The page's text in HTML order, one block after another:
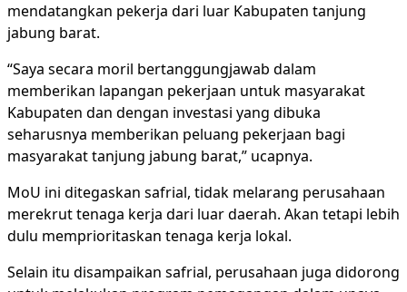
mendatangkan pekerja dari luar Kabupaten tanjung
jabung barat.
“Saya secara moril bertanggungjawab dalam
memberikan lapangan pekerjaan untuk masyarakat
Kabupaten dan dengan investasi yang dibuka
seharusnya memberikan peluang pekerjaan bagi
masyarakat tanjung jabung barat,” ucapnya.
MoU ini ditegaskan safrial, tidak melarang perusahaan
merekrut tenaga kerja dari luar daerah. Akan tetapi lebih
dulu memprioritaskan tenaga kerja lokal.
Selain itu disampaikan safrial, perusahaan juga didorong